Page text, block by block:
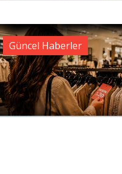
Güncel Haberler